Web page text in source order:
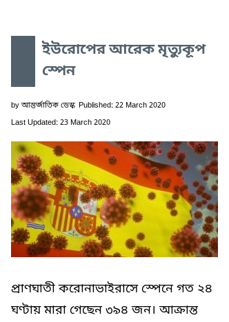
ইউরোপের আরেক মৃত্যুকূপ
স্পেন
by আন্তর্জাতিক ডেস্ক Published: 22 March 2020
Last Updated: 23 March 2020
প্রাণঘাতী করোনাভাইরাসে স্পেনে গত ২৪
ঘণ্টায় মারা গেছেন ৩৯৪ জন। আক্রান্ত